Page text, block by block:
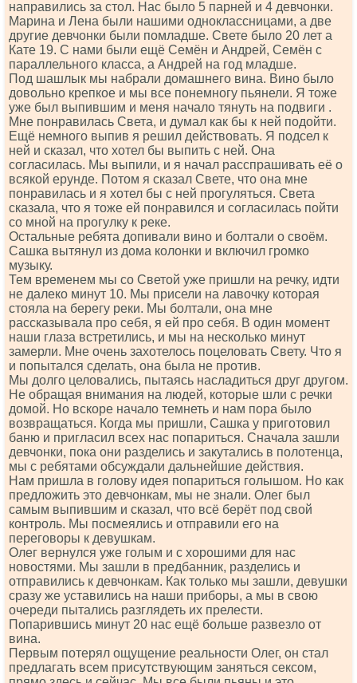
направились за стол. Нас было 5 парней и 4 девчонки.
Марина и Лена были нашими одноклассницами, а две
другие девчонки были помладше. Свете было 20 лет а
Кате 19. С нами были ещё Семён и Андрей, Семён с
параллельного класса, а Андрей на год младше.
Под шашлык мы набрали домашнего вина. Вино было
довольно крепкое и мы все понемногу пьянели. Я тоже
уже был выпившим и меня начало тянуть на подвиги .
Мне понравилась Света, и думал как бы к ней подойти.
Ещё немного выпив я решил действовать. Я подсел к
ней и сказал, что хотел бы выпить с ней. Она
согласилась. Мы выпили, и я начал расспрашивать её о
всякой ерунде. Потом я сказал Свете, что она мне
понравилась и я хотел бы с ней прогуляться. Света
сказала, что я тоже ей понравился и согласилась пойти
со мной на прогулку к реке.
Остальные ребята допивали вино и болтали о своём.
Сашка вытянул из дома колонки и включил громко
музыку.
Тем временем мы со Светой уже пришли на речку, идти
не далеко минут 10. Мы присели на лавочку которая
стояла на берегу реки. Мы болтали, она мне
рассказывала про себя, я ей про себя. В один момент
наши глаза встретились, и мы на несколько минут
замерли. Мне очень захотелось поцеловать Свету. Что я
и попытался сделать, она была не против.
Мы долго целовались, пытаясь насладиться друг другом.
Не обращая внимания на людей, которые шли с речки
домой. Но вскоре начало темнеть и нам пора было
возвращаться. Когда мы пришли, Сашка у приготовил
баню и пригласил всех нас попариться. Сначала зашли
девчонки, пока они разделись и закутались в полотенца,
мы с ребятами обсуждали дальнейшие действия.
Нам пришла в голову идея попариться голышом. Но как
предложить это девчонкам, мы не знали. Олег был
самым выпившим и сказал, что всё берёт под свой
контроль. Мы посмеялись и отправили его на
переговоры к девушкам.
Олег вернулся уже голым и с хорошими для нас
новостями. Мы зашли в предбанник, разделись и
отправились к девчонкам. Как только мы зашли, девушки
сразу же уставились на наши приборы, а мы в свою
очереди пытались разглядеть их прелести.
Попарившись минут 20 нас ещё больше развезло от
вина.
Первым потерял ощущение реальности Олег, он стал
предлагать всем присутствующим заняться сексом,